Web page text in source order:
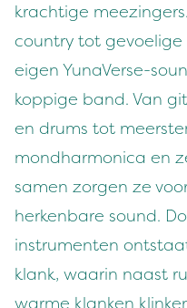
krachtige
country tot
eigen YunaVerse-
koppige band. Van
en drums tot
mondharmonica en
samen zorgen ze
herkenbare sound.
instrumenten
klank, waarin naast
warme klanken